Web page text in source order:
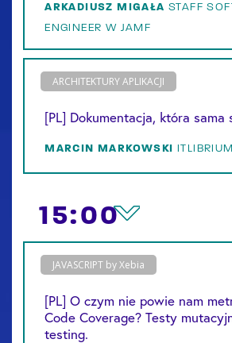
ARKADIUSZ MIGAŁA STAFF
ENGINEER W JAMF
ARCHITEKTURY APLIKACJI
[PL] Dokumentacja, która sama
MARCIN MARKOWSKI ITLIBRIUM
15:00
JAVASCRIPT by Xebia
[PL] O czym nie powie nam
Code Coverage? Testy
testing.